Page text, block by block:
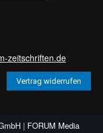
zeitschriften.de
Vertrag widerrufen
| FORUM Media